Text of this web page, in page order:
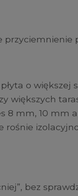
o większej
większych
8 mm, 10 mm
rośnie
bez